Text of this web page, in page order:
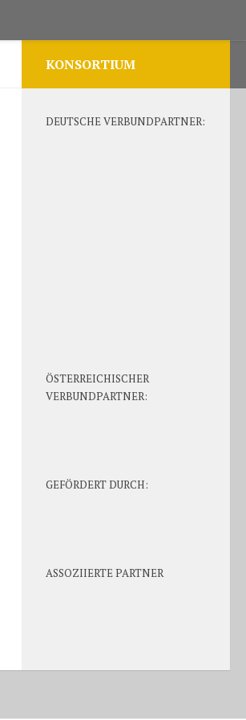
KONSORTIUM
DEUTSCHE VERBUNDPARTNER:
ÖSTERREICHISCHER
VERBUNDPARTNER:
GEFÖRDERT DURCH:
ASSOZIIERTE PARTNER